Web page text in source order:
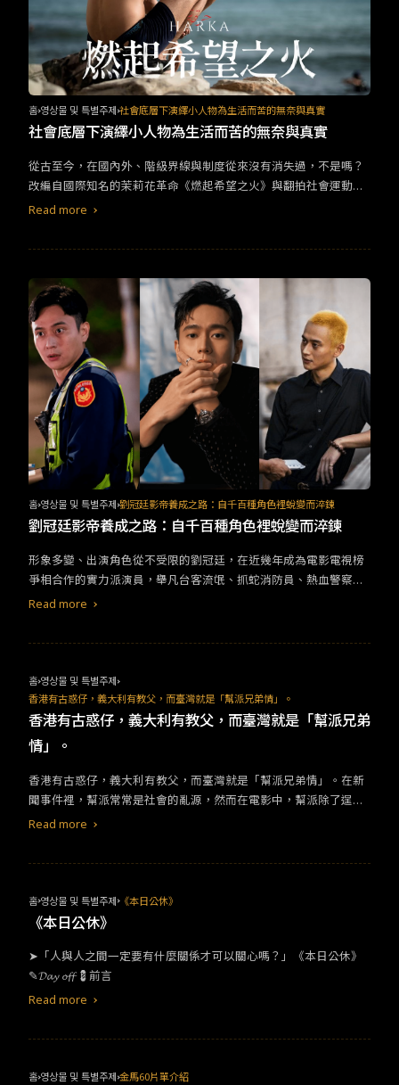
홈 영상물 및 특별주제 社會底層下演繹小人物為生活而苦的無奈與真實
社會底層下演繹小人物為生活而苦的無奈與真實
從古至今，在國內外、階級界線與制度從來沒有消失過，不是嗎？
改編自國際知名的茉莉花革命《燃起希望之火》與翻拍社會運動與
各階層故事的國片《大佛普拉斯》將小人物悲歌的樣貌刻劃地入木
Read more
홈 영상물 및 특별주제 劉冠廷影帝養成之路：自千百種角色裡蛻變而淬鍊
劉冠廷影帝養成之路：自千百種角色裡蛻變而淬鍊
形象多變、出演角色從不受限的劉冠廷，在近幾年成為電影電視榜
爭相合作的實力派演員，舉凡台客流氓、抓蛇消防員、熱血警察、
熱血醫院志工、凶狠黑道、慢半拍的公車司機，數不完的角色與迥
佳原著劇本、最佳原創電影音樂、最佳女主角以及最佳劇情片)，也
是鍾孟宏導演繼《陽光普照》後，也是第二次代表臺灣角逐奧斯卡
最佳國際影片獎的作品。以2020年受新冠肺炎疫情影響下的臺灣社
會民情為故事主軸，羅品文和王靜兩人住的公寓正進行防水拉皮工
程，將家裡遮去半邊光，品文因婚姻打擊罹患思覺失調症而自主隔
離。壓抑生活成了母女關係分崩離析、衝突四起的導火線，母女倆
精彩對手戲令人印象深刻。有別於《陽光普照》飾演男配角菜頭，
Read more
홈 영상물 및 특별주제
香港有古惑仔，義大利有教父，而臺灣就是「幫派兄弟情」。
香港有古惑仔，義大利有教父，而臺灣就是「幫派兄弟
情」。
​​香港有古惑仔，義大利有教父，而臺灣就是「幫派兄弟情」。在新
聞事件裡，幫派常常是社會的亂源，然而在電影中，幫派除了逞兇
鬥狠，還有一種浪漫卻珍貴的「義氣」存在。其實「黑幫電影」在
人們早就默許這種「非法正義」的存在，看著似曾相似的劇情，更
容易產生共鳴，這次就來介紹極具在地特色的「兄弟電影」。​&nbs
發的地區之一，也是孕育臺灣文化的重要搖籃。本片以角頭少年們
的中學時期展開序幕，明亮熱情的友誼與義氣洋溢的青春張揚，如
果停留在那些年，多美好；而現實卻是在鬥爭與利益中，兄弟情早
面，慘綠少年們已是涉足江湖的幫派分子，義氣也成為虛無的口
角的觀眾清楚認知：「沒有人是真正的贏家」。​&nbsp;​​《角頭》​ ​​影
Read more
홈 영상물 및 특별주제 《本日公休》
《本日公休》
​​➤​「人與人之間一定要有什麼關係才可以關心嗎？」《本日公休》 ​​
✎​𝓓𝓪𝔂 𝓸𝓯𝓯 💈前言
Read more
홈 영상물 및 특별주제 金馬60片單介紹